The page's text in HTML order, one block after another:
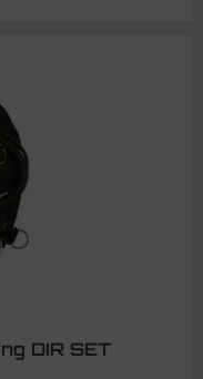
DIR SET